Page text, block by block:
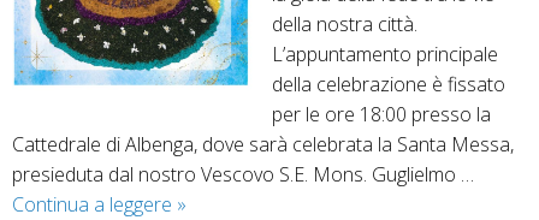
c
o
v
o
G
u
i
f
i
a
z
della nostra città.
L’appuntamento principale
della celebrazione è fissato
per le ore 18:00 presso la
Cattedrale di Albenga, dove sarà celebrata la Santa Messa,
presieduta dal nostro Vescovo S.E. Mons. Guglielmo …
Continua a leggere D
»